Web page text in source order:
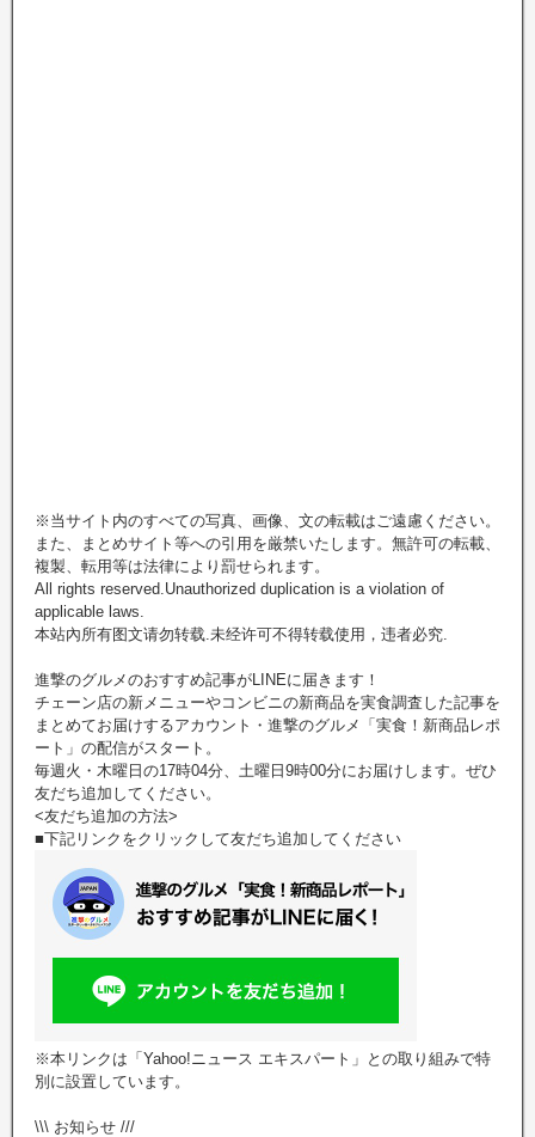
※当サイト内のすべての写真、画像、文の転載はご遠慮ください。
また、まとめサイト等への引用を厳禁いたします。無許可の転載、
複製、転用等は法律により罰せられます。
All rights reserved.Unauthorized duplication is a violation of
applicable laws.
本站內所有图文请勿转载.未经许可不得转载使用，违者必究.
進撃のグルメのおすすめ記事がLINEに届きます！
チェーン店の新メニューやコンビニの新商品を実食調査した記事を
まとめてお届けするアカウント・進撃のグルメ「実食！新商品レポ
ート」の配信がスタート。
毎週火・木曜日の17時04分、土曜日9時00分にお届けします。ぜひ
友だち追加してください。
<友だち追加の方法>
■下記リンクをクリックして友だち追加してください
※本リンクは「Yahoo!ニュース エキスパート」との取り組みで特
別に設置しています。
\\\ お知らせ ///